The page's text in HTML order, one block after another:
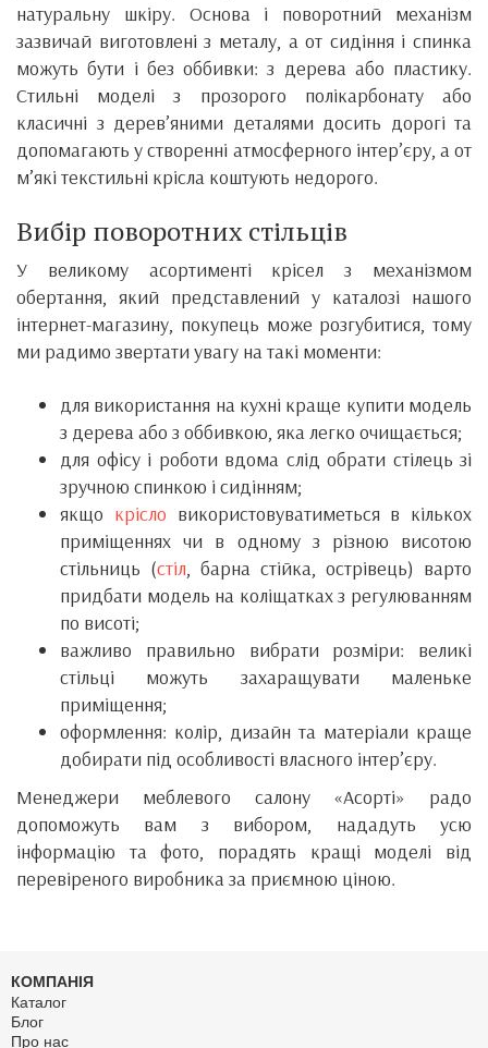
натуральну шкіру. Основа і поворотний механізм
зазвичай виготовлені з металу, а от сидіння і спинка
можуть бути і без оббивки: з дерева або пластику.
Стильні моделі з прозорого полікарбонату або
класичні з дерев’яними деталями досить дорогі та
допомагають у створенні атмосферного інтер’єру, а от
м’які текстильні крісла коштують недорого.
Вибір поворотних стільців
У великому асортименті крісел з механізмом
обертання, який представлений у каталозі нашого
інтернет-магазину, покупець може розгубитися, тому
ми радимо звертати увагу на такі моменти:
для використання на кухні краще купити модель
з дерева або з оббивкою, яка легко очищається;
для офісу і роботи вдома слід обрати стілець зі
зручною спинкою і сидінням;
якщо крісло використовуватиметься в кількох
приміщеннях чи в одному з різною висотою
стільниць (стіл, барна стійка, острівець) варто
придбати модель на коліщатках з регулюванням
по висоті;
важливо правильно вибрати розміри: великі
стільці можуть захаращувати маленьке
приміщення;
оформлення: колір, дизайн та матеріали краще
добирати під особливості власного інтер’єру.
Менеджери меблевого салону «Асорті» радо
допоможуть вам з вибором, нададуть усю
інформацію та фото, порадять кращі моделі від
перевіреного виробника за приємною ціною.
КОМПАНІЯ
Каталог
Блог
Про нас